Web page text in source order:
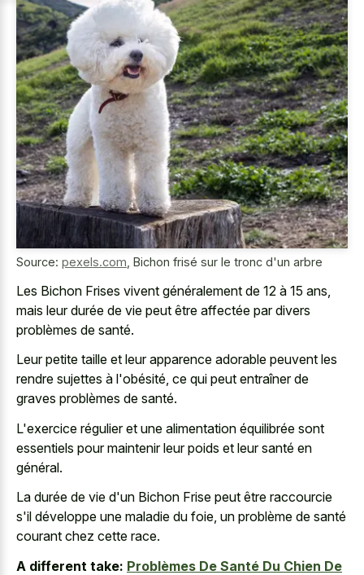
Source: pexels.com Bichon frisé sur le tronc d'un arbre
Les Bichon Frises vivent généralement de 12 à 15 ans,
mais leur durée de vie peut être affectée par divers
problèmes de santé.
Leurpetite taille et leurapparence adorable peuvent les
rendre sujettes à l'obésité, ce qui peut entraîner de
graves problèmes de santé.
L'exercice régulier et une alimentation équilibrée sont
essentiels pour maintenir leur poids et leur santé en
général.
La durée de vie d'un Bichon Frise peut être raccourcie
s'il développe une maladie du foie, un problème de santé
courant chez cette race.
A different take: Problèmes De Santé Du Chien De